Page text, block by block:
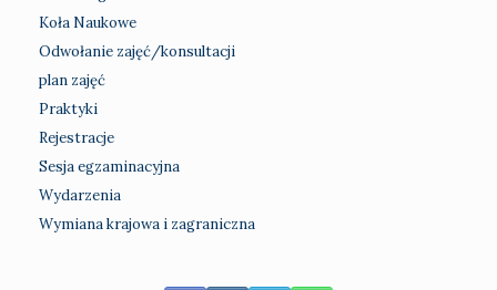
Koła Naukowe
Odwołanie zajęć/konsultacji
plan zajęć
Praktyki
Rejestracje
Sesja egzaminacyjna
Wydarzenia
Wymiana krajowa i zagraniczna